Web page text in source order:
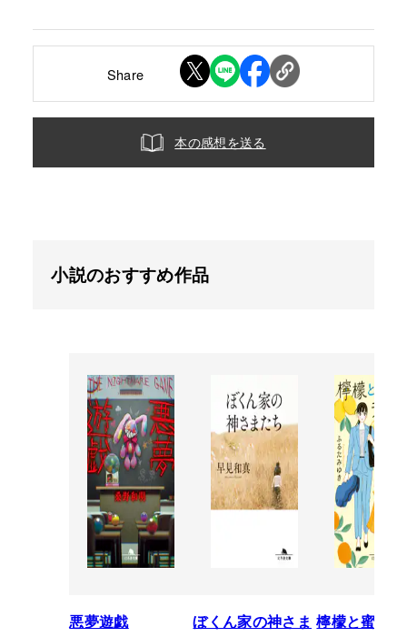
Share
本の感想を送る
小説のおすすめ作品
悪夢遊戯
ぼくん家の神さま 檸檬と蜜柑